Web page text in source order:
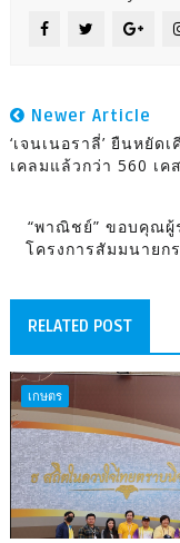
Newer Article
‘เจนเนอราลี่’ ยืนหยัด
เคลมแล้วกว่า 560 เคส
“พาณิชย์” ขอบคุณผู้
โครงการสัมมนายก
RELATED POST
เกษตร